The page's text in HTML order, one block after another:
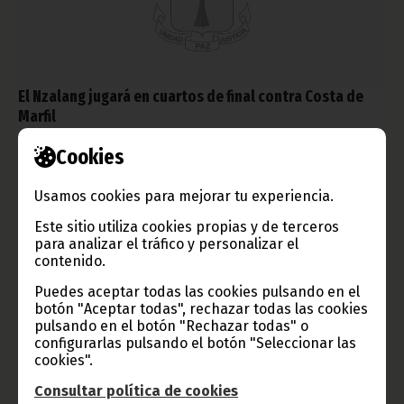
Cookies
Usamos cookies para mejorar tu experiencia.
Este sitio utiliza cookies propias y de terceros
para analizar el tráfico y personalizar el
contenido.
Puedes aceptar todas las cookies pulsando en el
botón "Aceptar todas", rechazar todas las cookies
pulsando en el botón "Rechazar todas" o
configurarlas pulsando el botón "Seleccionar las
cookies".
Consultar política de cookies
El Nzalang jugará en cuartos de final contra Costa de
Marfil
enero 31, 2012
El Nzalang ya tiene rival para cuartos de final de esta CAN
de Marfil, que venció por 2 goles a 0 a la de Angola, marcados
Noticias Deportes